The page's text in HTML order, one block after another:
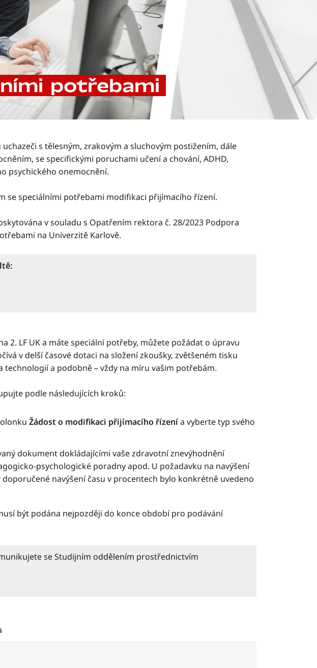
potřebami
s tělesným, zrakovým a sluchovým postižením, dále
se specifickými poruchami učení a chování, ADHD,
psychického onemocnění.
se speciálními potřebami modifikaci přijímacího řízení.
v souladu s Opatřením rektora č. 28/2023 Podpora
na Univerzitě Karlově.
:
2. LF UK a máte speciální potřeby, můžete požádat o úpravu
v delší časové dotaci na složení zkoušky, zvětšeném tisku
a podobně – vždy na míru vašim potřebám.
podle následujících kroků:
Žádost o modifikaci přijímacího řízenía vyberte typ svého
dokument dokládajícími vaše zdravotní znevýhodnění
psychologické poradny apod. U požadavku na navýšení
navýšení času v procentech bylo konkrétně uvedeno
být podána nejpozději do konce období pro podávání
se Studijním oddělením prostřednictvím